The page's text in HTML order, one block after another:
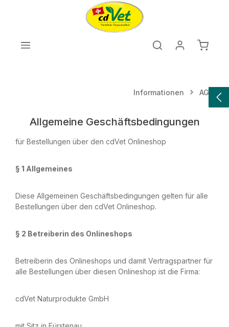
Zum Hauptinhalt springen
Informationen AGB
Allgemeine Geschäftsbedingungen
für Bestellungen über den cdVet Onlineshop
§ 1 Allgemeines
Diese Allgemeinen Geschäftsbedingungen gelten für alle
Bestellungen über den cdVet Onlineshop.
§ 2 Betreiberin des Onlineshops
Betreiberin des Onlineshops und damit Vertragspartner für
alle Bestellungen über diesen Onlineshop ist die Firma:
cdVet Naturprodukte GmbH